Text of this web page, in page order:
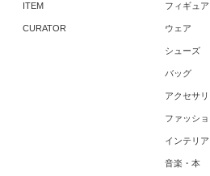
ITEM
CURATOR
フィギュ
ウェア
シューズ
バッグ
アクセサ
ファッシ
インテリア
音楽・本